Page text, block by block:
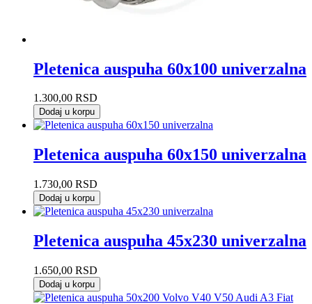
Pletenica auspuha 60x100 univerzalna
1.300,00 RSD
Dodaj u korpu
Pletenica auspuha 60x150 univerzalna
1.730,00 RSD
Dodaj u korpu
Pletenica auspuha 45x230 univerzalna
1.650,00 RSD
Dodaj u korpu